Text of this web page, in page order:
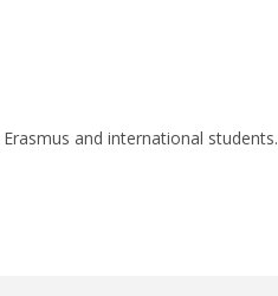
and international students.